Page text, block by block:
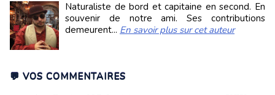
Naturaliste de bord et capitaine en second. En
souvenir de notre ami. Ses contributions
demeurent... En savoir plus sur cet auteur
💬 VOS COMMENTAIRES